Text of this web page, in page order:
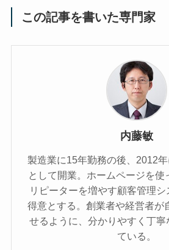
この記事を書いた専門家
内藤敏
製造業に15年勤務の後、2012
として開業。ホームページを使
リピーターを増やす顧客管理
得意とする。創業者や経営者が
せるように、分かりやすく丁
ている。